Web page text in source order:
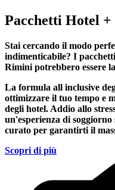
Pacchetti Hotel +
Stai cercando il modo
indimenticabile? I
Rimini potrebbero essere
La formula all inclusive
ottimizzare il tuo tempo e
degli hotel. Addio allo
un'esperienza di soggiorno
curato per garantirti il
Scopri di più